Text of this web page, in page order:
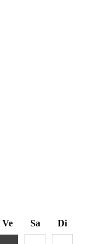
Ve Sa
Di